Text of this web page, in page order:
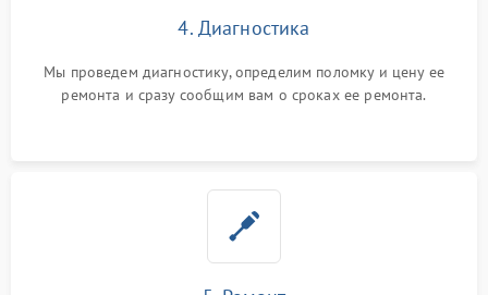
4. Диагностика
Мы проведем диагностику, определим поломку и цену ее
ремонта и сразу сообщим вам о сроках ее ремонта.